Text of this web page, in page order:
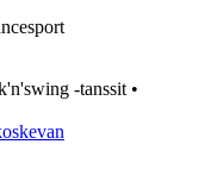
-tanssit •